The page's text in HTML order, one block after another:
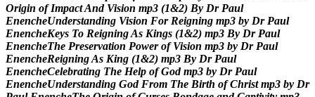
Origin of ImpactAnd Vision mp3 (1&2) By Dr Paul
EnencheUnderstanding Vision For Reigning mp3 by Dr Paul
EnencheKeys To ReigningAs Kings (1&2) mp3 By Dr Paul
EnencheThe Preservation Power of Vision mp3 by Dr Paul
EnencheReigningAs King (1&2) mp3 By Dr Paul
EnencheCelebrating The Help of God mp3 by Dr Paul
EnencheUnderstanding God From The Birth of Christ mp3 by Dr